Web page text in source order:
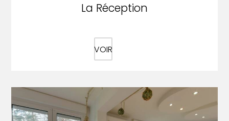
La Réception
VOIR